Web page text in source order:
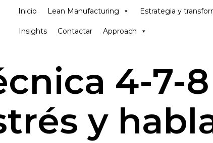
Inicio Lean Manufacturing Estrategia y
Insights Contactar Approach
4-7-
y